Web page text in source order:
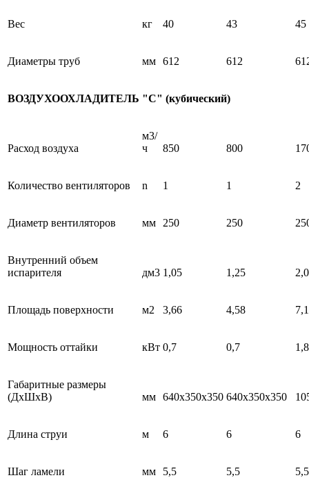
Вес кг 40 43 45
Диаметры труб мм 612 612
ВОЗДУХООХЛАДИТЕЛЬ "С" (кубический)
Расход воздуха
м3/
ч
850 800
Количество вентиляторов n 1 1 2
Диаметр вентиляторов мм 250 250
Внутренний объем
испарителя
дм3 1,05 1,25
Площадь поверхности м2 3,66 4,58
Мощность оттайки кВт 0,7 0,7 1,8
Габаритные размеры
(ДхШхВ)
мм 640x350x350 640x350x350
Длина струи м 6 6 6
Шаг ламели мм 5,5 5,5 5,5